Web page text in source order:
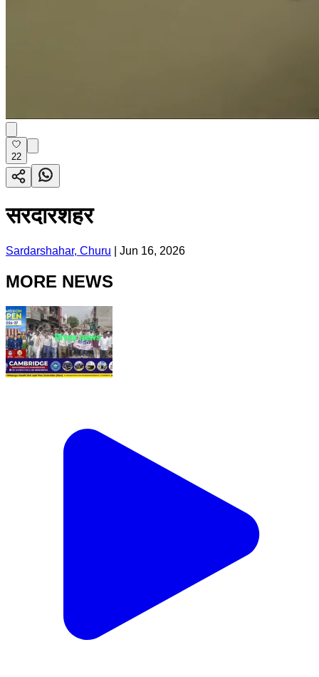
22
सरदारशहर
Sardarshahar, Churu Jun 16, 2026
MORE NEWS